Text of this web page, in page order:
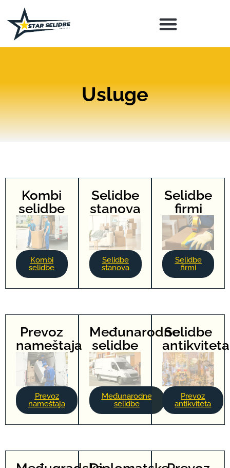
Usluge
Kombi
selidbe
Kombi
selidbe
Selidbe
stanova
Selidbe
stanova
Selidbe
firmi
Selidbe
firmi
Prevoz
nameštaja
Prevoz
nameštaja
Međunarodne
selidbe
Međunarodne
selidbe
Selidbe
antikviteta
Prevoz
antikviteta